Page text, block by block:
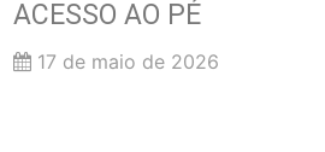
ACESSO AO PÉ
17 de maio de 2026